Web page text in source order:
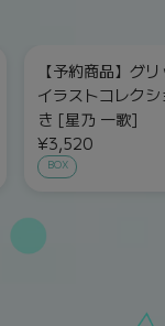
【予約商品】グ
イラストコレク
き [星乃 一歌]
¥3,520
BOX